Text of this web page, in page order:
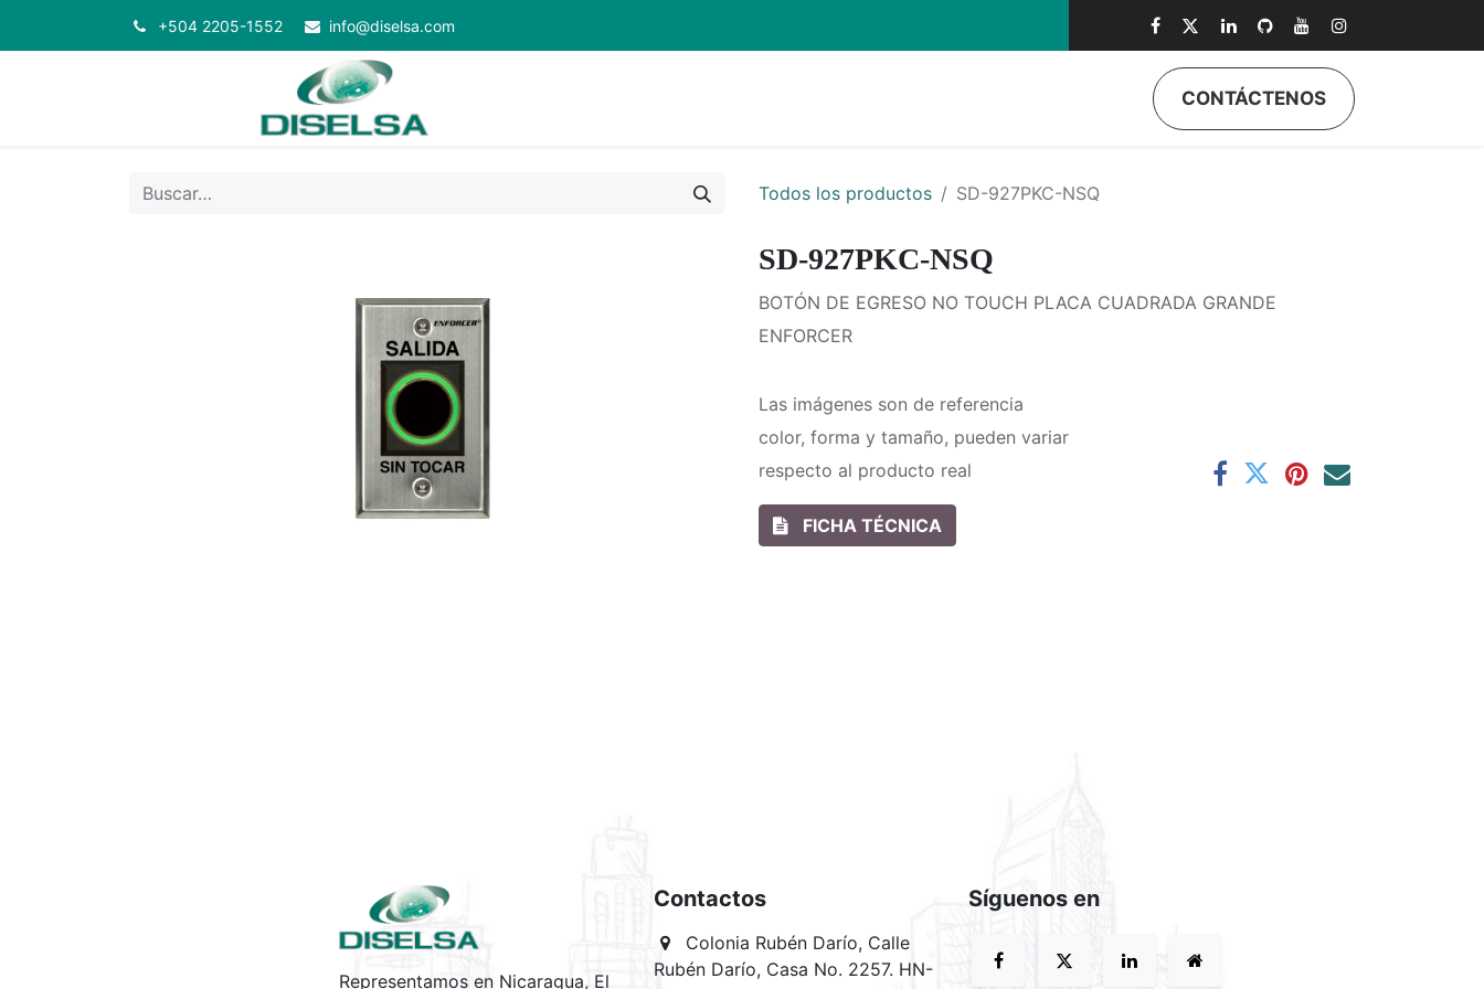
+504 2205-1552 info@diselsa.com
Quiénes Somos Eventos Soporte
CONTÁCTENOS
Todos los productos SD-927PKC-NSQ
SD-927PKC-NSQ
BOTÓN DE EGRESO NO TOUCH PLACA CUADRADA GRANDE
ENFORCER
Las imágenes son de referencia
color, forma y tamaño, pueden variar
respecto al producto real
FICHA TÉCNICA
Representamos en Nicaragua, El
Contactos
Colonia Rubén Darío, Calle
Rubén Darío, Casa No. 2257. HN-
Síguenos en